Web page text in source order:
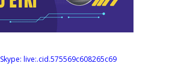
Skype: live:.cid.575569c608265c69